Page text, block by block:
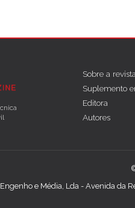
Sobre a revista
Suplemento
Editora
Autores
Engenho e Média, Lda - Avenida da